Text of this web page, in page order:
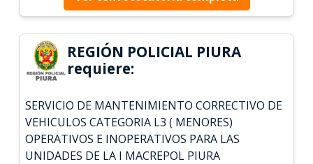
REGIÓN POLICIAL PIURA
requiere:
SERVICIO DE MANTENIMIENTO CORRECTIVO DE
VEHICULOS CATEGORIA L3 ( MENORES)
OPERATIVOS E INOPERATIVOS PARA LAS
UNIDADES DE LA I MACREPOL PIURA